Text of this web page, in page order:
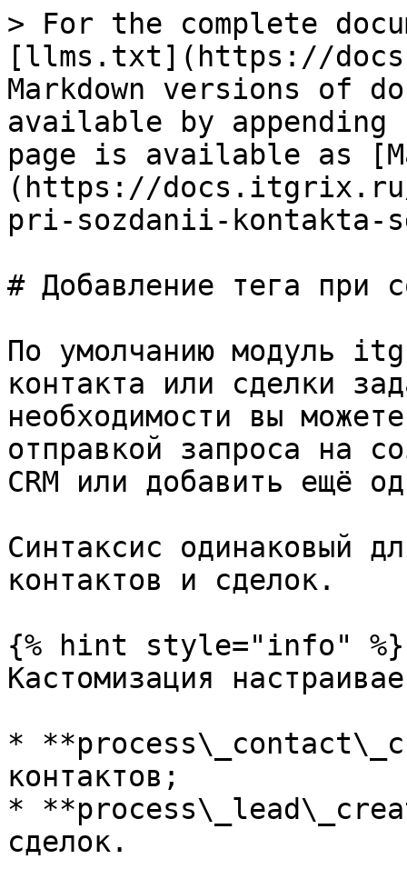
> For the complete
[llms.txt](https://
Markdown versions of
available by
page is available as
(https://docs.itgrix.ru/
pri-sozdanii-kontakta-
# Добавление тега при
По умолчанию модуль
контакта или сделки
необходимости вы
отправкой запроса на
CRM или добавить ещё
Синтаксис одинаковый
контактов и сделок.
{% hint style="info" %}
Кастомизация
*
контактов;
*
сделок.